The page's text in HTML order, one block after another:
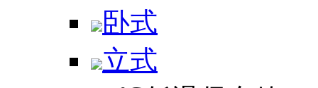
卧式
立式